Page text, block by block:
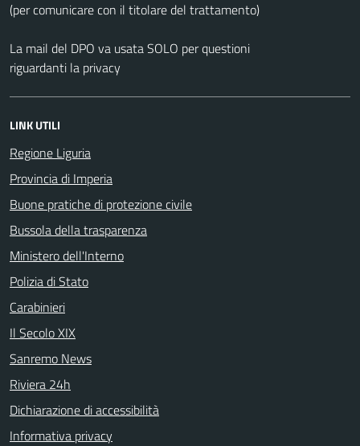
(per comunicare con il titolare del trattamento)
La mail del DPO va usata SOLO per questioni
riguardanti la privacy
LINK UTILI
Regione Liguria
Provincia di Imperia
Buone pratiche di protezione civile
Bussola della trasparenza
Ministero dell'Interno
Polizia di Stato
Carabinieri
Il Secolo XIX
Sanremo News
Riviera 24h
Dichiarazione di accessibilità
Informativa privacy